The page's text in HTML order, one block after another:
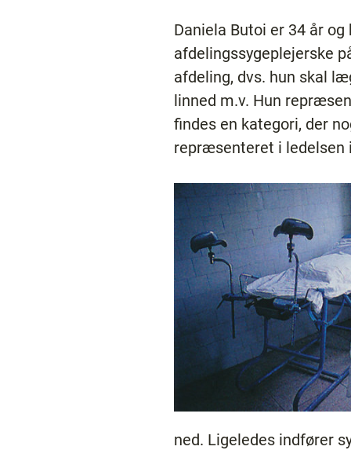
Daniela Butoi er 34 år
afdelingssygeplejerske
afdeling, dvs. hun skal
linned m.v. Hun
findes en kategori, der
repræsenteret i
ned. Ligeledes indfører